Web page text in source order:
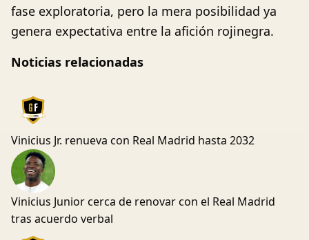
fase exploratoria, pero la mera posibilidad ya
genera expectativa entre la afición rojinegra.
Noticias relacionadas
Vinicius Jr. renueva con Real Madrid hasta 2032
Vinicius Junior cerca de renovar con el Real Madrid
tras acuerdo verbal